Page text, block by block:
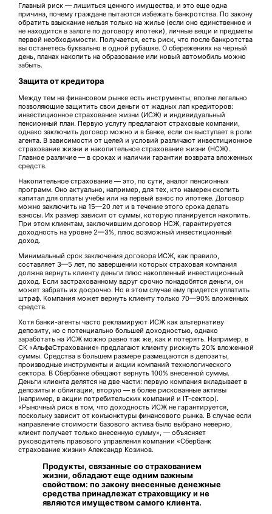
Главный риск — лишиться ценного имущества, и это еще одна
причина, почему граждане пытаются избежать банкротства. По закону
обратить взыскание нельзя только на жилье (если оно единственное и
не находится в залоге по договору ипотеки), личные вещи и предметы
первой необходимости. Получается, есть риск, что после банкротства
вы останетесь буквально в одной рубашке. О сбережениях на черный
день, планах накопить на образование или новый автомобиль можно
забыть.
Защита от кредитора
Между тем на финансовом рынке есть инструменты, вполне легально
позволяющие защитить свои деньги от жадных лап кредиторов:
инвестиционное страхование жизни (ИСЖ) и индивидуальный
пенсионный план. Первую услугу предлагают страховые компании,
однако заключить договор можно и в банке, если он выступает в роли
агента. В зависимости от целей и условий различают инвестиционное
страхование жизни и накопительное страхование жизни (НСЖ).
Главное различие — в сроках и наличии гарантии возврата вложенных
средств.
Накопительное страхование — это, по сути, аналог пенсионных
программ. Оно актуально, например, для тех, кто намерен скопить
капитал для оплаты учебы или на первый взнос по ипотеке. Договор
можно заключить на 15—20 лет и в течение этого срока делать
взносы. Их размер зависит от суммы, которую планируется накопить.
При этом клиентам, заключившим договор НСЖ, гарантируется
доходность на уровне 2—3%, плюс возможный инвестиционный
доход.
Минимальный срок заключения договора ИСЖ, как правило,
составляет 3—5 лет, по завершении которых страховая компания
должна вернуть клиенту деньги плюс накопленный инвестиционный
доход. Если застрахованному вдруг срочно понадобятся деньги, он
может забрать их досрочно. Но в этом случае ему придется уплатить
штраф. Компания может вернуть клиенту только 70—90% вложенных
средств.
Хотя банки-агенты часто рекламируют ИСЖ как альтернативу
депозиту, но с потенциально большей доходностью, однако
заработать на ИСЖ можно равно так же, как и потерять. Например, в
СК «АльфаСтрахование» предлагают клиенту рискнуть 20% вложенной
суммы. Средства в большем размере размещаются в депозиты,
производные инструменты и акции компаний технологического
сектора. В Сбербанке обещают вернуть 100% внесенной суммы.
Деньги клиента делятся на две части: первую компания вкладывает в
депозиты и облигации, вторую — в более рискованные активы
(например, в акции потребительских компаний и IT-сектор).
«Рыночный риск в том, что доходность ИСЖ не гарантируется,
поскольку зависит от конъюнктуры финансового рынка. В случае если
направление стоимости базового актива было выбрано неверно,
клиент получает только внесенную сумму», — объясняет
руководитель правового управления компании «Сбербанк
страхование жизни» Александр Козинов.
Продукты, связанные со страхованием
жизни, обладают еще одним важным
свойством: по закону внесенные денежные
средства принадлежат страховщику и не
являются имуществом самого клиента.